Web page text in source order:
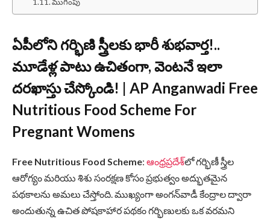
ఏపీలోని గర్భిణి స్త్రీలకు భారీ శుభవార్త!..
మూడేళ్ల పాటు ఉచితంగా, వెంటనే ఇలా
దరఖాస్తు చేస్కోండి! | AP Anganwadi Free
Nutritious Food Scheme For
Pregnant Womens
Free Nutritious Food Scheme: ఆంధ్రప్రదేశ్‌లో గర్భిణీ స్త్రీల
ఆరోగ్యం మరియు శిశు సంరక్షణ కోసం ప్రభుత్వం అద్భుతమైన
పథకాలను అమలు చేస్తోంది. ముఖ్యంగా అంగన్‌వాడీ కేంద్రాల ద్వారా
అందుతున్న ఉచిత పోషకాహార పథకం గర్భిణులకు ఒక వరమని